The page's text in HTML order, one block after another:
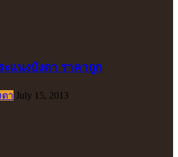
ะแนงบังตา ราคาถูก
า July 15, 2013